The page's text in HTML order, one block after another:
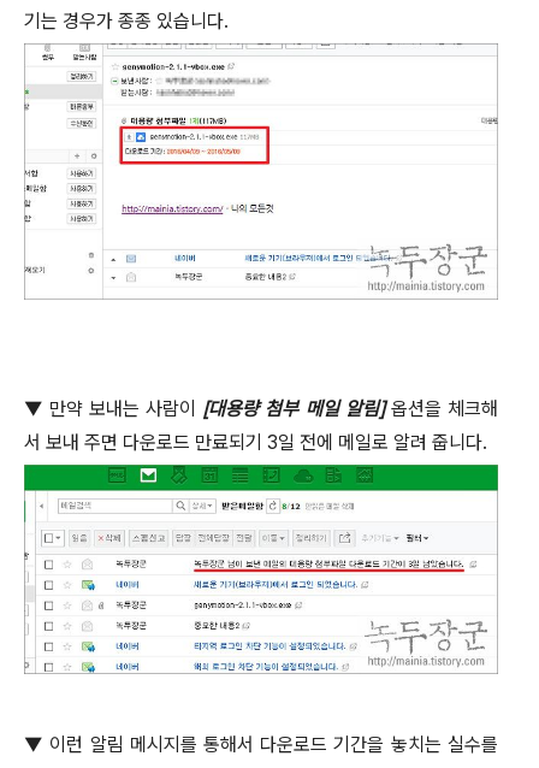
기는 경우가 종종 있습니다.
▼ 만약 보내는 사람이 [대용량 첨부 메일 알림] 옵션을 체크해
서 보내 주면 다운로드 만료되기 3일 전에 메일로 알려 줍니다.
▼ 이런 알림 메시지를 통해서 다운로드 기간을 놓치는 실수를